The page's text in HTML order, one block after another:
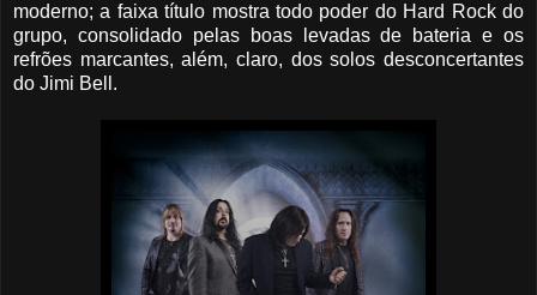
moderno; a faixa título mostra todo poder do Hard Rock do
grupo, consolidado pelas boas levadas de bateria e os
refrões marcantes, além, claro, dos solos desconcertantes
do Jimi Bell.